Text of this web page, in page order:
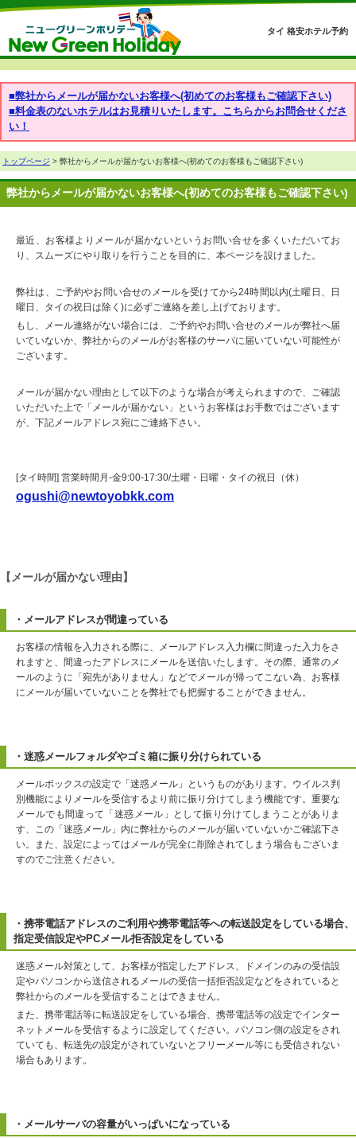
タイ 格安ホテル予約
■弊社からメールが届かないお客様へ(初めてのお客様もご確認下さい)
■料金表のないホテルはお見積りいたします。こちらからお問合せくださ
い！
トップページ > 弊社からメールが届かないお客様へ(初めてのお客様もご確認下さい)
弊社からメールが届かないお客様へ(初めてのお客様もご確認下さい)
最近、お客様よりメールが届かないというお問い合せを多くいただいてお
り、スムーズにやり取りを行うことを目的に、本ページを設けました。
弊社は、ご予約やお問い合せのメールを受けてから24時間以内(土曜日、日
曜日、タイの祝日は除く)に必ずご連絡を差し上げております。
もし、メール連絡がない場合には、ご予約やお問い合せのメールが弊社へ届
いていないか、弊社からのメールがお客様のサーバに届いていない可能性が
ございます。
メールが届かない理由として以下のような場合が考えられますので、ご確認
いただいた上で「メールが届かない」というお客様はお手数ではございます
が、下記メールアドレス宛にご連絡下さい。
[タイ時間] 営業時間月-金9:00-17:30/土曜・日曜・タイの祝日（休）
ogushi@newtoyobkk.com
【メールが届かない理由】
・メールアドレスが間違っている
お客様の情報を入力される際に、メールアドレス入力欄に間違った入力をさ
れますと、間違ったアドレスにメールを送信いたします。その際、通常のメ
ールのように「宛先がありません」などでメールが帰ってこない為、お客様
にメールが届いていないことを弊社でも把握することができません。
・迷惑メールフォルダやゴミ箱に振り分けられている
メールボックスの設定で「迷惑メール」というものがあります。ウイルス判
別機能によりメールを受信するより前に振り分けてしまう機能です。重要な
メールでも間違って「迷惑メール」として振り分けてしまうことがありま
す、この「迷惑メール」内に弊社からのメールが届いていないかご確認下さ
い。また、設定によってはメールが完全に削除されてしまう場合もございま
すのでご注意ください。
・携帯電話アドレスのご利用や携帯電話等への転送設定をしている場合、
指定受信設定やPCメール拒否設定をしている
迷惑メール対策として、お客様が指定したアドレス、ドメインのみの受信設
定やパソコンから送信されるメールの受信一括拒否設定などをされていると
弊社からのメールを受信することはできません。
また、携帯電話等に転送設定をしている場合、携帯電話等の設定でインター
ネットメールを受信するように設定してください。パソコン側の設定をされ
ていても、転送先の設定がされていないとフリーメール等にも受信されない
場合もあります。
・メールサーバの容量がいっぱいになっている